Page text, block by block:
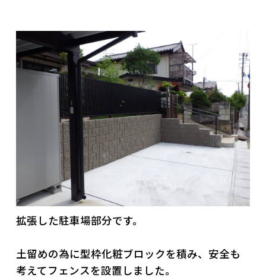
拡張した駐車場部分です。
土留めの為に型枠化粧ブロックを積み、安全も
考えてフェンスを設置しました。